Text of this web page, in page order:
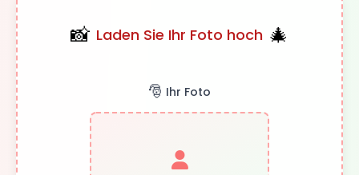
📸 Laden Sie Ihr Foto hoch 🎄
🎅 Ihr Foto